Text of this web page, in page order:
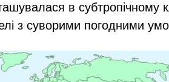
в субтропічному
з суворими погодними